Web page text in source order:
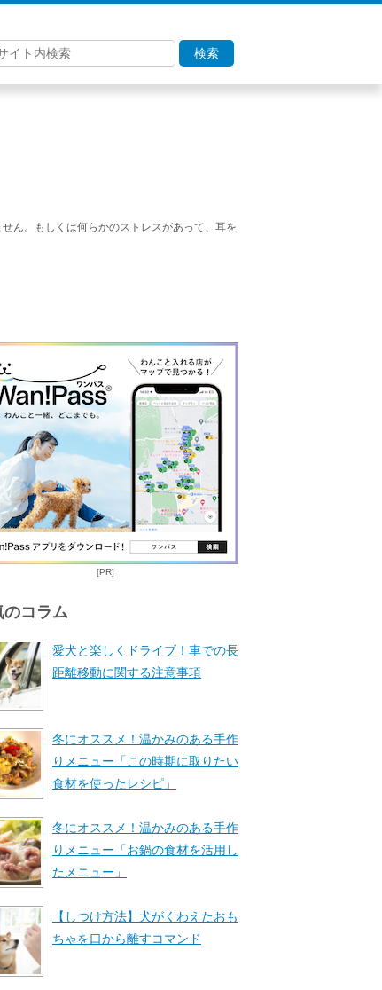
検索
ん。もしくは何らかのストレスがあって、耳を
[PR]
のコラム
愛犬と楽しくドライブ！車での長
距離移動に関する注意事項
冬にオススメ！温かみのある手作
りメニュー「この時期に取りたい
食材を使ったレシピ」
冬にオススメ！温かみのある手作
りメニュー「お鍋の食材を活用し
たメニュー」
【しつけ方法】犬がくわえたおも
ちゃを口から離すコマンド